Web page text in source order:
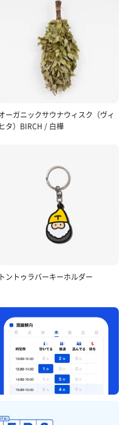
ーガニックサウナウィスク（ヴィ
ヒタ）BIRCH / 白樺
トントゥラバーキーホルダー